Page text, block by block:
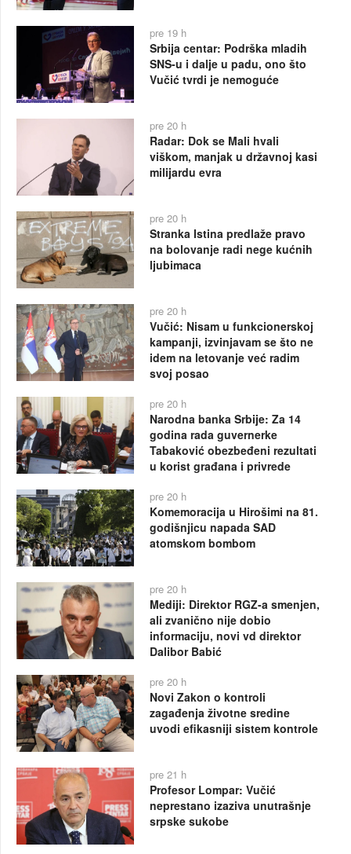
pre 19 h
Srbija centar: Podrška mladih
SNS-u i dalje u padu, ono što
Vučić tvrdi je nemoguće
pre 20 h
Radar: Dok se Mali hvali
viškom, manjak u državnoj kasi
milijardu evra
pre 20 h
Stranka Istina predlaže pravo
na bolovanje radi nege kućnih
ljubimaca
pre 20 h
Vučić: Nisam u funkcionerskoj
kampanji, izvinjavam se što ne
idem na letovanje već radim
svoj posao
pre 20 h
Narodna banka Srbije: Za 14
godina rada guvernerke
Tabaković obezbeđeni rezultati
u korist građana i privrede
pre 20 h
Komemoracija u Hirošimi na 81.
godišnjicu napada SAD
atomskom bombom
pre 20 h
Mediji: Direktor RGZ-a smenjen,
ali zvanično nije dobio
informaciju, novi vd direktor
Dalibor Babić
pre 20 h
Novi Zakon o kontroli
zagađenja životne sredine
uvodi efikasniji sistem kontrole
pre 21 h
Profesor Lompar: Vučić
neprestano izaziva unutrašnje
srpske sukobe